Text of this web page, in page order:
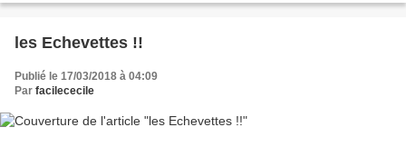
les Echevettes !!
Publié le 17/03/2018 à 04:09
Par facilececile